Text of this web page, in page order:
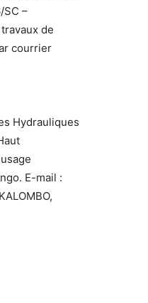
SC –
de
courrier
Hydrauliques
E-mail :